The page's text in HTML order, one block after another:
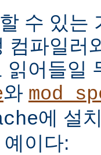
수 있는
컴파일러
읽어들일
와
에 설
이다: